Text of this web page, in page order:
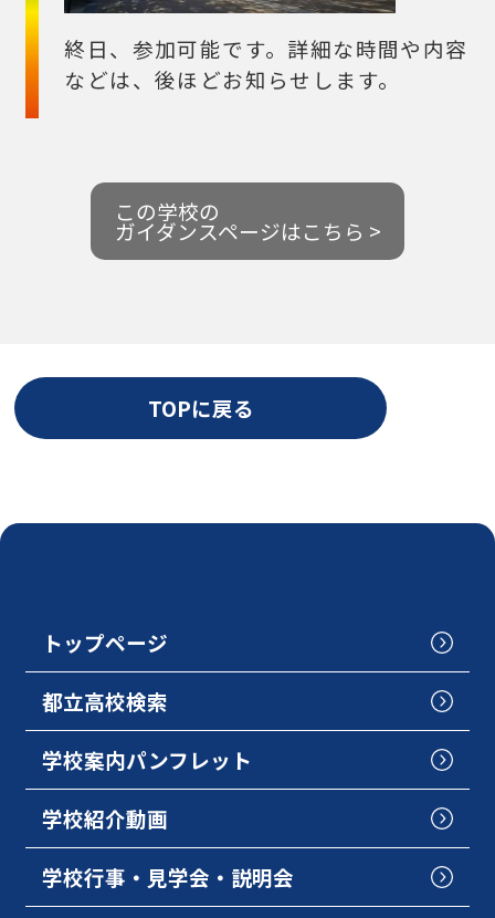
終日、参加可能です。詳細な時間や内容
などは、後ほどお知らせします。
この学校の
ガイダンスページはこちら >
TOPに戻る
トップページ
都立高校検索
学校案内パンフレット
学校紹介動画
学校行事・見学会・説明会